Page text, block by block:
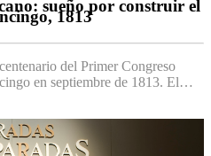
sueño por construir el
1813
del Primer Congreso
en septiembre de 1813. El…